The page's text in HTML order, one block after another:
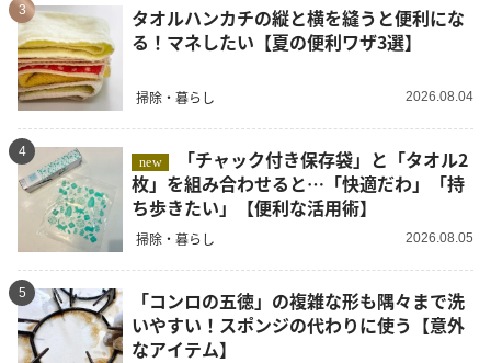
3
タオルハンカチの縦と横を縫うと便利にな
る！マネしたい【夏の便利ワザ3選】
掃除・暮らし 2026.08.04
4
new
枚」を組み合わせると…「快適だわ」「持
ち歩きたい」【便利な活用術】
掃除・暮らし 2026.08.05
5
「コンロの五徳」の複雑な形も隅々まで洗
いやすい！スポンジの代わりに使う【意外
なアイテム】